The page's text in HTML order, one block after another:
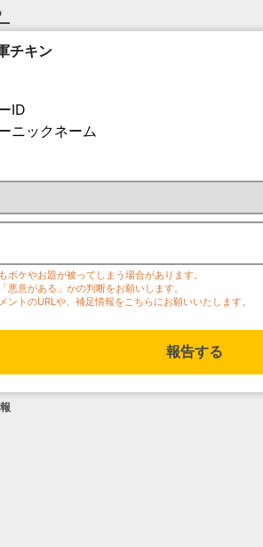
チキン
ID
ニックネーム
ボケやお題が被ってしまう場合があります。
悪意がある」かの判断をお願いします。
ントのURLや、補足情報をこちらにお願いいたします。
報告する